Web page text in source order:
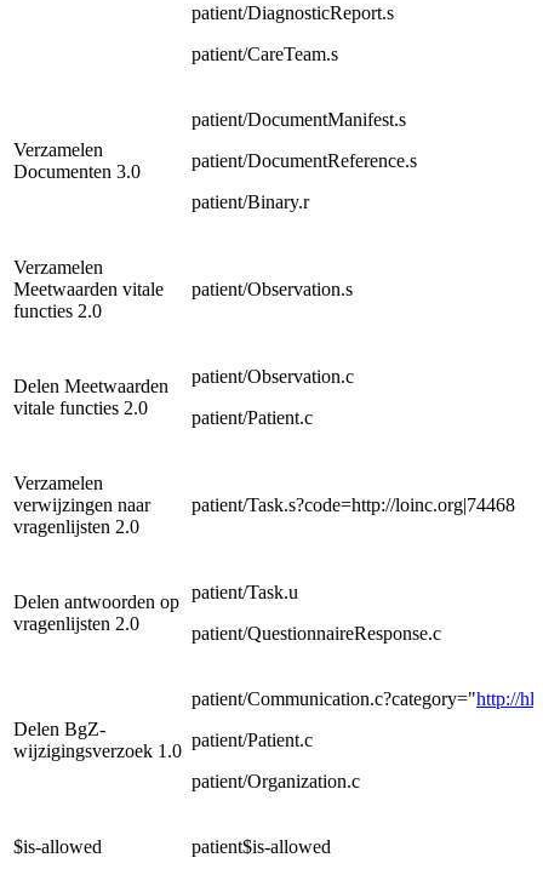
patient/DiagnosticReport.s
patient/CareTeam.s
Verzamelen
Documenten 3.0
patient/DocumentManifest.s
patient/DocumentReference.s
patient/Binary.r
Verzamelen
Meetwaarden vitale
functies 2.0
patient/Observation.s
Delen Meetwaarden
vitale functies 2.0
patient/Observation.c
patient/Patient.c
Verzamelen
verwijzingen naar
vragenlijsten 2.0
patient/Task.s?code=http://loinc.org|74468
Delen antwoorden op
vragenlijsten 2.0
patient/Task.u
patient/QuestionnaireResponse.c
Delen BgZ-
wijzigingsverzoek 1.0
patient/Communication.c?category="http://
patient/Patient.c
patient/Organization.c
$is-allowed patient$is-allowed